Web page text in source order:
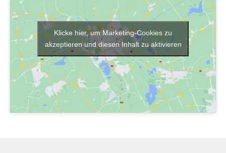
Klicke hier, um Marketing-Cookies zu
akzeptieren und diesen Inhalt zu aktivieren